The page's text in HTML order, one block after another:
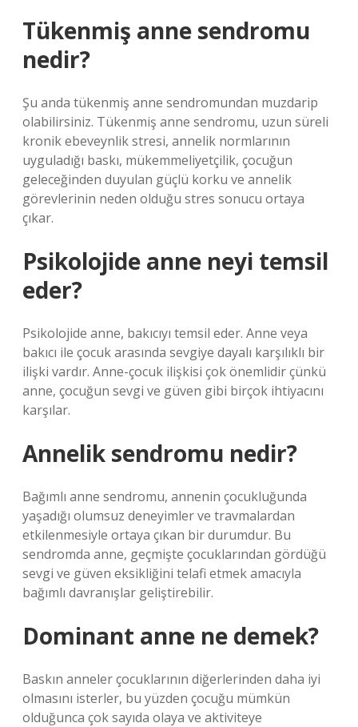
Tükenmiş anne sendromu
nedir?
Şu anda tükenmiş anne sendromundan muzdarip
olabilirsiniz. Tükenmiş anne sendromu, uzun süreli
kronik ebeveynlik stresi, annelik normlarının
uyguladığı baskı, mükemmeliyetçilik, çocuğun
geleceğinden duyulan güçlü korku ve annelik
görevlerinin neden olduğu stres sonucu ortaya
çıkar.
Psikolojide anne neyi temsil
eder?
Psikolojide anne, bakıcıyı temsil eder. Anne veya
bakıcı ile çocuk arasında sevgiye dayalı karşılıklı bir
ilişki vardır. Anne-çocuk ilişkisi çok önemlidir çünkü
anne, çocuğun sevgi ve güven gibi birçok ihtiyacını
karşılar.
Annelik sendromu nedir?
Bağımlı anne sendromu, annenin çocukluğunda
yaşadığı olumsuz deneyimler ve travmalardan
etkilenmesiyle ortaya çıkan bir durumdur. Bu
sendromda anne, geçmişte çocuklarından gördüğü
sevgi ve güven eksikliğini telafi etmek amacıyla
bağımlı davranışlar geliştirebilir.
Dominant anne ne demek?
Baskın anneler çocuklarının diğerlerinden daha iyi
olmasını isterler, bu yüzden çocuğu mümkün
olduğunca çok sayıda olaya ve aktiviteye